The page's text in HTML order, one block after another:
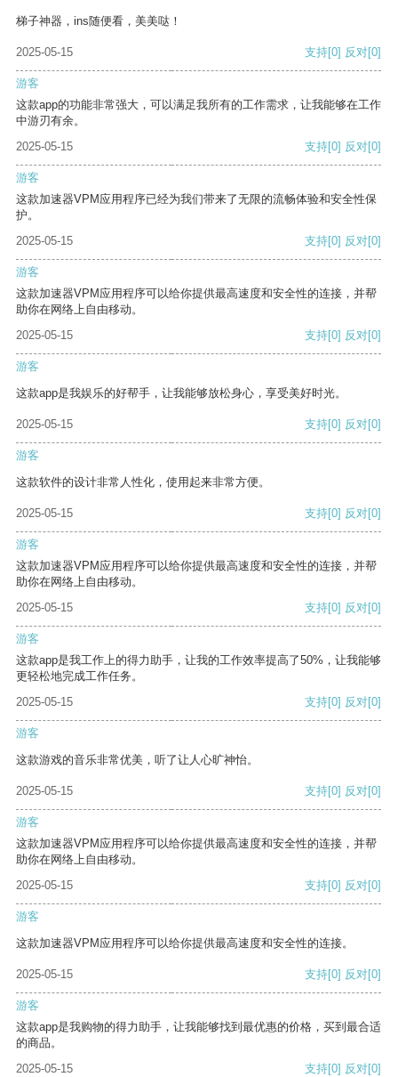
梯子神器，ins随便看，美美哒！
2025-05-15 支持[0] 反对[0]
游客
这款app的功能非常强大，可以满足我所有的工作需求，让我能够在工作
中游刃有余。
2025-05-15
支持[0] 反对[0]
游客
这款加速器VPM应用程序已经为我们带来了无限的流畅体验和安全性保
护。
2025-05-15
支持[0] 反对[0]
游客
这款加速器VPM应用程序可以给你提供最高速度和安全性的连接，并帮
助你在网络上自由移动。
2025-05-15
支持[0] 反对[0]
游客
这款app是我娱乐的好帮手，让我能够放松身心，享受美好时光。
2025-05-15 支持[0] 反对[0]
游客
这款软件的设计非常人性化，使用起来非常方便。
2025-05-15 支持[0] 反对[0]
游客
这款加速器VPM应用程序可以给你提供最高速度和安全性的连接，并帮
助你在网络上自由移动。
2025-05-15
支持[0] 反对[0]
游客
这款app是我工作上的得力助手，让我的工作效率提高了50%，让我能够
更轻松地完成工作任务。
2025-05-15
支持[0] 反对[0]
游客
这款游戏的音乐非常优美，听了让人心旷神怡。
2025-05-15 支持[0] 反对[0]
游客
这款加速器VPM应用程序可以给你提供最高速度和安全性的连接，并帮
助你在网络上自由移动。
2025-05-15
支持[0] 反对[0]
游客
这款加速器VPM应用程序可以给你提供最高速度和安全性的连接。
2025-05-15 支持[0] 反对[0]
游客
这款app是我购物的得力助手，让我能够找到最优惠的价格，买到最合适
的商品。
2025-05-15
支持[0] 反对[0]